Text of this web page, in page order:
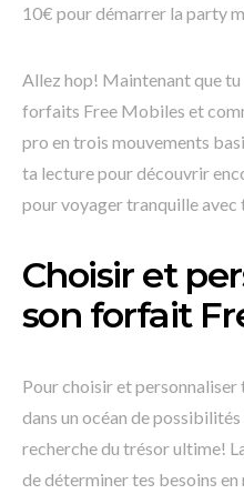
10€ pour démarrer la party
Allez hop! Maintenant que tu
forfaits Free Mobiles et
pro en trois mouvements
ta lecture pour découvrir
pour voyager tranquille avec
Choisir et
son forfait
Pour choisir et
dans un océan de
recherche du trésor ultime!
de déterminer tes besoins en